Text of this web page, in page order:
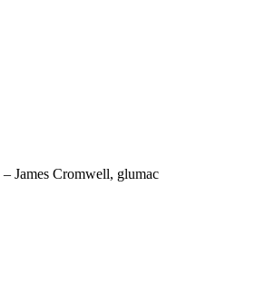
– James Cromwell, glumac